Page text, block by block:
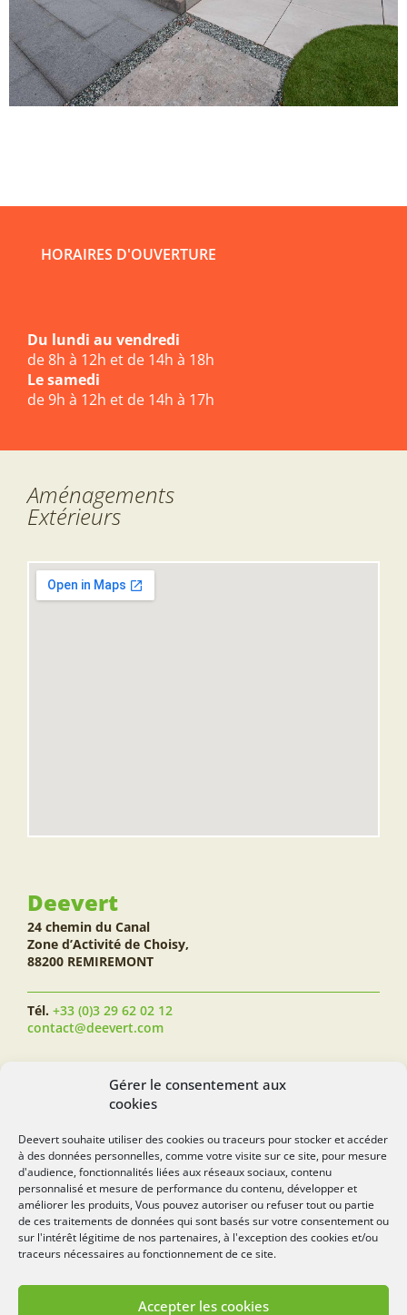
Gérer le consentement aux
cookies
Deevert souhaite utiliser des cookies ou traceurs pour stocker et accéder
à des données personnelles, comme votre visite sur ce site, pour mesure
d'audience, fonctionnalités liées aux réseaux sociaux, contenu
personnalisé et mesure de performance du contenu, développer et
améliorer les produits, Vous pouvez autoriser ou refuser tout ou partie
de ces traitements de données qui sont basés sur votre consentement ou
sur l'intérêt légitime de nos partenaires, à l'exception des cookies et/ou
traceurs nécessaires au fonctionnement de ce site.
Accepter les cookies
HORAIRES D'OUVERTURE
Du lundi au vendredi
de 8h à 12h et de 14h à 18h
Le samedi
de 9h à 12h et de 14h à 17h
Aménagements
Extérieurs
Deevert
24 chemin du Canal
Zone d’Activité de Choisy,
88200 REMIREMONT
Tél. +33 (0)3 29 62 02 12
contact@deevert.com
SUIVEZ-NOUS...
deevert.com